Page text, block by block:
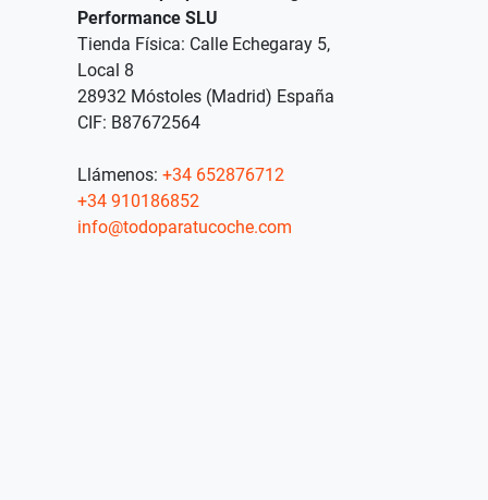
Performance SLU
Tienda Física: Calle Echegaray 5,
Local 8
28932 Móstoles (Madrid) España
CIF: B87672564
Llámenos: +34 652876712
+34 910186852
info@todoparatucoche.com